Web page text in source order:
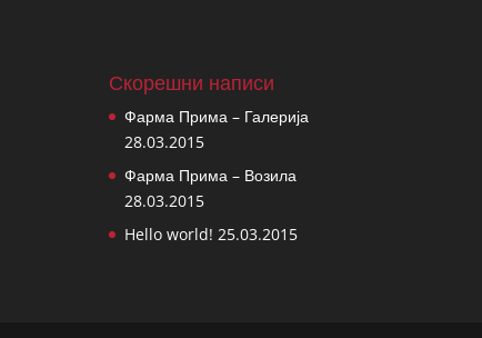
Скорешни написи
Фарма Прима – Галерија
28.03.2015
Фарма Прима – Возила
28.03.2015
Hello world! 25.03.2015